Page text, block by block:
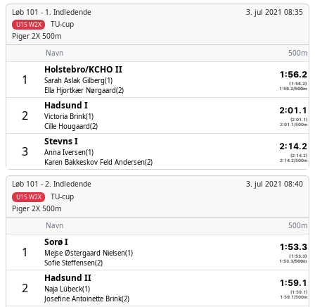
Løb 101 - 1. Indledende
TU-cup
3. jul 2021 08:35
U15 W2X
Piger 2X 500m
Navn
500m
1
Holstebro/­KCHO II
Sarah Aslak Gilberg(1)
Ella Hjortkær Nørgaard(2)
1:56.2
(1:56.2)
1:56.2/500m
2
Hadsund I
Victoria Brink(1)
Cille Hougaard(2)
2:01.1
(2:01.1)
2:01.1/500m
3
Stevns I
Anna Iversen(1)
Karen Bakkeskov Feld Andersen(2)
2:14.2
(2:14.2)
2:14.2/500m
Løb 101 - 2. Indledende
TU-cup
3. jul 2021 08:40
U15 W2X
Piger 2X 500m
Navn
500m
1
Sorø I
Mejse Østergaard Nielsen(1)
Sofie Steffensen(2)
1:53.3
(1:53.3)
1:53.3/500m
2
Hadsund II
Naja Lübeck(1)
Josefine Antoinette Brink(2)
1:59.1
(1:59.1)
1:59.1/500m